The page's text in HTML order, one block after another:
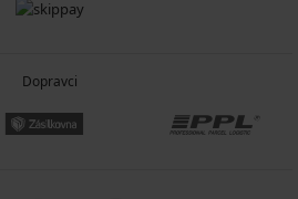
Dopravci